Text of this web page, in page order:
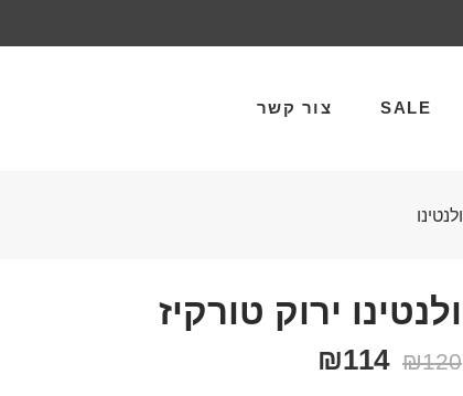
SALE צור קשר
ולנטינו
ולנטינו ירוק טורקיז
₪120
₪114